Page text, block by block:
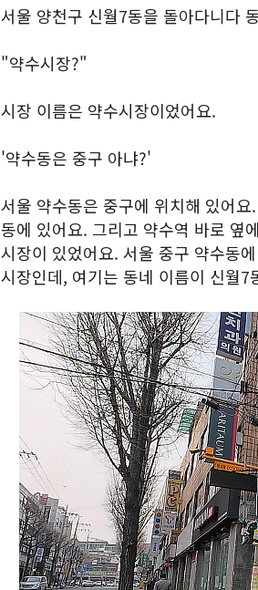
서울 양천구 신월7동을 돌아다니다
"약수시장?"
시장 이름은 약수시장이었어요.
'약수동은 중구 아냐?'
서울 약수동은 중구에 위치해 있어
동에 있어요. 그리고 약수역 바로 옆
시장이 있었어요. 서울 중구 약수동
시장인데, 여기는 동네 이름이 신월